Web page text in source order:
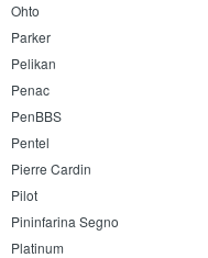
Ohto
Parker
Pelikan
Penac
PenBBS
Pentel
Pierre Cardin
Pilot
Pininfarina Segno
Platinum